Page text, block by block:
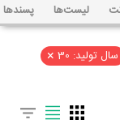
لیست‌ها پسند‌ها
سال تولید: 30 ×